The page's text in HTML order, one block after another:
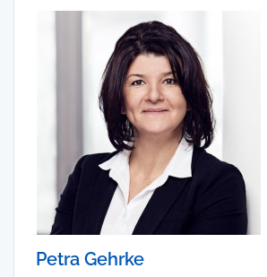
Petra Gehrke